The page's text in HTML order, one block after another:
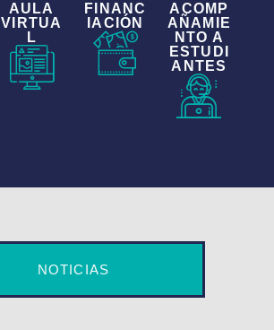
AULA
VIRTUA
L
FINANC
IACIÓN
ACOMP
AÑAMIE
NTO A
ESTUDI
ANTES
NOTICIAS